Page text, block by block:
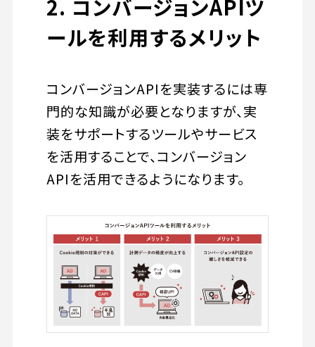
2. コンバージョンAPIツ
ールを利用するメリット
コンバージョンAPIを実装するには専
門的な知識が必要となりますが、実
装をサポートするツールやサービス
を活用することで、コンバージョン
APIを活用できるようになります。